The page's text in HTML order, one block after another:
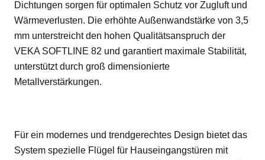
Dichtungen sorgen für optimalen Schutz vor Zugluft und
Wärmeverlusten. Die erhöhte Außenwandstärke von 3,5
mm unterstreicht den hohen Qualitätsanspruch der
VEKA SOFTLINE 82 und garantiert maximale Stabilität,
unterstützt durch groß dimensionierte
Metallverstärkungen.
Für ein modernes und trendgerechtes Design bietet das
System spezielle Flügel für Hauseingangstüren mit